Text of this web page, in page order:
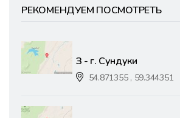
РЕКОМЕНДУЕМ ПОСМОТРЕТЬ
З - г. Сундуки
54.871355 , 59.344351